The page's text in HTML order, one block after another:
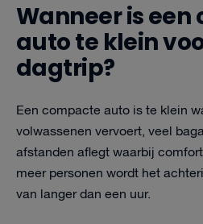
Wanneer is
auto te klein
dagtrip?
Een compacte auto is te klein
volwassenen vervoert, veel
afstanden aflegt waarbij
meer personen wordt het
van langer dan een uur.